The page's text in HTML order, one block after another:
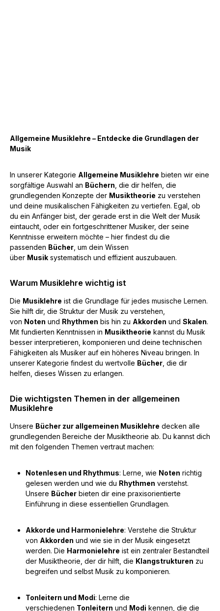
Allgemeine Musiklehre – Entdecke die Grundlagen der
Musik
In unserer Kategorie Allgemeine Musiklehre bieten wir eine
sorgfältige Auswahl an Büchern , die dir helfen, die
grundlegenden Konzepte der Musiktheorie zu verstehen
und deine musikalischen Fähigkeiten zu vertiefen. Egal, ob
du ein Anfänger bist, der gerade erst in die Welt der Musik
eintaucht, oder ein fortgeschrittener Musiker, der seine
Kenntnisse erweitern möchte – hier findest du die
passenden Bücher , um dein Wissen
über Musik systematisch und effizient auszubauen.
Warum Musiklehre wichtig ist
Die Musiklehre ist die Grundlage für jedes musische Lernen.
Sie hilft dir, die Struktur der Musik zu verstehen,
von Noten und Rhythmen bis hin zu Akkorden und Skalen.
Mit fundierten Kenntnissen in Musiktheorie kannst du Musik
besser interpretieren, komponieren und deine technischen
Fähigkeiten als Musiker auf ein höheres Niveau bringen. In
unserer Kategorie findest du wertvolle Bücher , die dir
helfen, dieses Wissen zu erlangen.
Die wichtigsten Themen in der allgemeinen
Musiklehre
Unsere Bücher zur allgemeinen Musiklehre decken alle
grundlegenden Bereiche der Musiktheorie ab. Du kannst dich
mit den folgenden Themen vertraut machen:
Notenlesen und Rhythmus: Lerne, wie Noten richtig
gelesen werden und wie du Rhythmen verstehst.
Unsere Bücher bieten dir eine praxisorientierte
Einführung in diese essentiellen Grundlagen.
Akkorde und Harmonielehre: Verstehe die Struktur
von Akkorden und wie sie in der Musik eingesetzt
werden. Die Harmonielehre ist ein zentraler Bestandteil
der Musiktheorie, der dir hilft, die Klangstrukturen zu
begreifen und selbst Musik zu komponieren.
Tonleitern und Modi: Lerne die
verschiedenen Tonleitern und Modi kennen, die die